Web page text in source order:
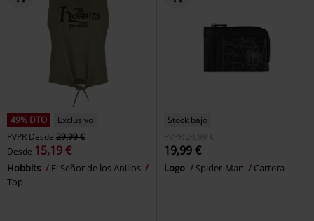
49% DTO
Exclusivo
PVPR Desde 29,99 €
Desde 15,19 €
Hobbits
El Señor de los Anillos
Top
Stock bajo
PVPR 24,99 €
19,99 €
Logo Spider-Man Cartera